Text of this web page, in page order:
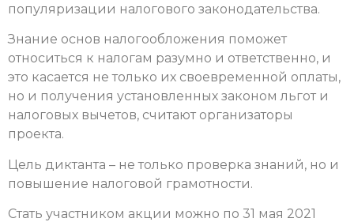
популяризации налогового законодательства.
Знание основ налогообложения поможет
относиться к налогам разумно и ответственно, и
это касается не только их своевременной оплаты,
но и получения установленных законом льгот и
налоговых вычетов, считают организаторы
проекта.
Цель диктанта – не только проверка знаний, но и
повышение налоговой грамотности.
Стать участником акции можно по 31 мая 2021